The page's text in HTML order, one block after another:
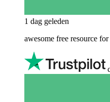
1 dag geleden
awesome free resource